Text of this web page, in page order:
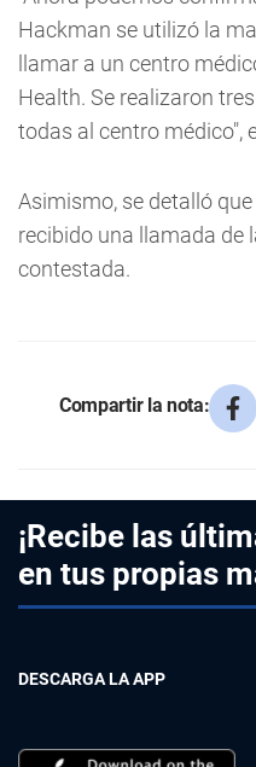
Hackman se utilizó la
llamar a un centro
Health. Se realizaron
todas al centro médico",
Asimismo, se detalló
recibido una llamada de
contestada.
Compartir la nota:
¡Recibe las
en tus propias
DESCARGA LA APP